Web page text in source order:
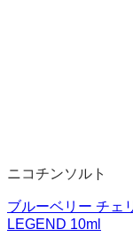
ニコチンソルト
ブルーベリー チェ
LEGEND 10ml